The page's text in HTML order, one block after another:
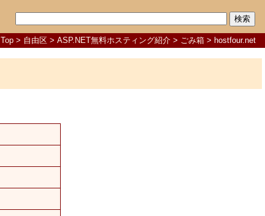
Top > 自由区 > ASP.NET無料ホスティング紹介 > ごみ箱 > hostfour.net